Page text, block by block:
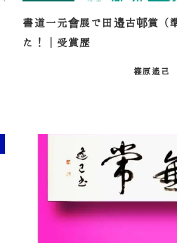
書道一元會展で田邉古邨賞
た！｜受賞歴
篠原遙己